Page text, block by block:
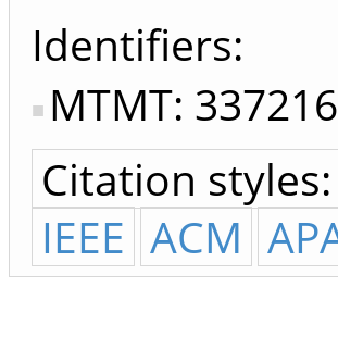
Identifiers
MTMT:
Citation styles:
IEEE ACM